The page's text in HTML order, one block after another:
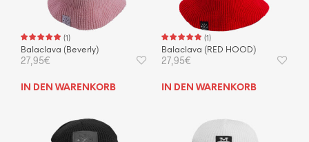
(1)
Balaclava (Beverly)
27,95€
IN DEN WARENKORB
(1)
Balaclava (RED HOOD)
27,95€
IN DEN WARENKORB